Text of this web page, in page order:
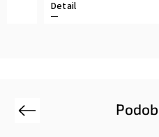
Detail
Previous